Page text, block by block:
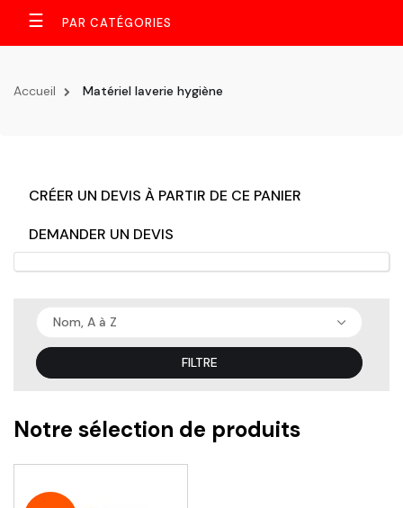
Basculer
la
navigation
☰
Accueil Matériel laverie hygiène
CRÉER UN DEVIS À PARTIR DE CE PANIER
DEMANDER UN DEVIS
Nom, A à Z
FILTRE
Notre sélection de produits